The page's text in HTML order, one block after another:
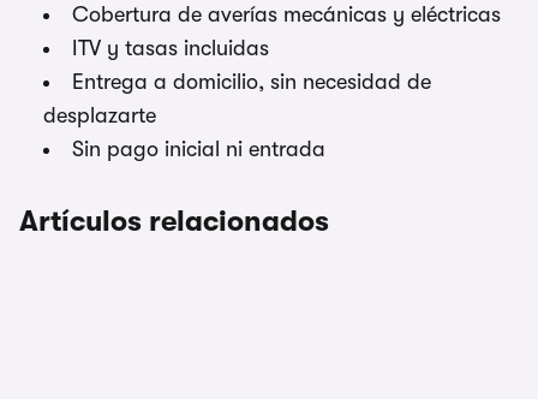
Cobertura de averías mecánicas y eléctricas
ITV y tasas incluidas
Entrega a domicilio, sin necesidad de
desplazarte
Sin pago inicial ni entrada
Artículos relacionados